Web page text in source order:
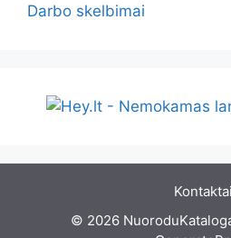
Darbo skelbimai
Kontaktai
© 2026